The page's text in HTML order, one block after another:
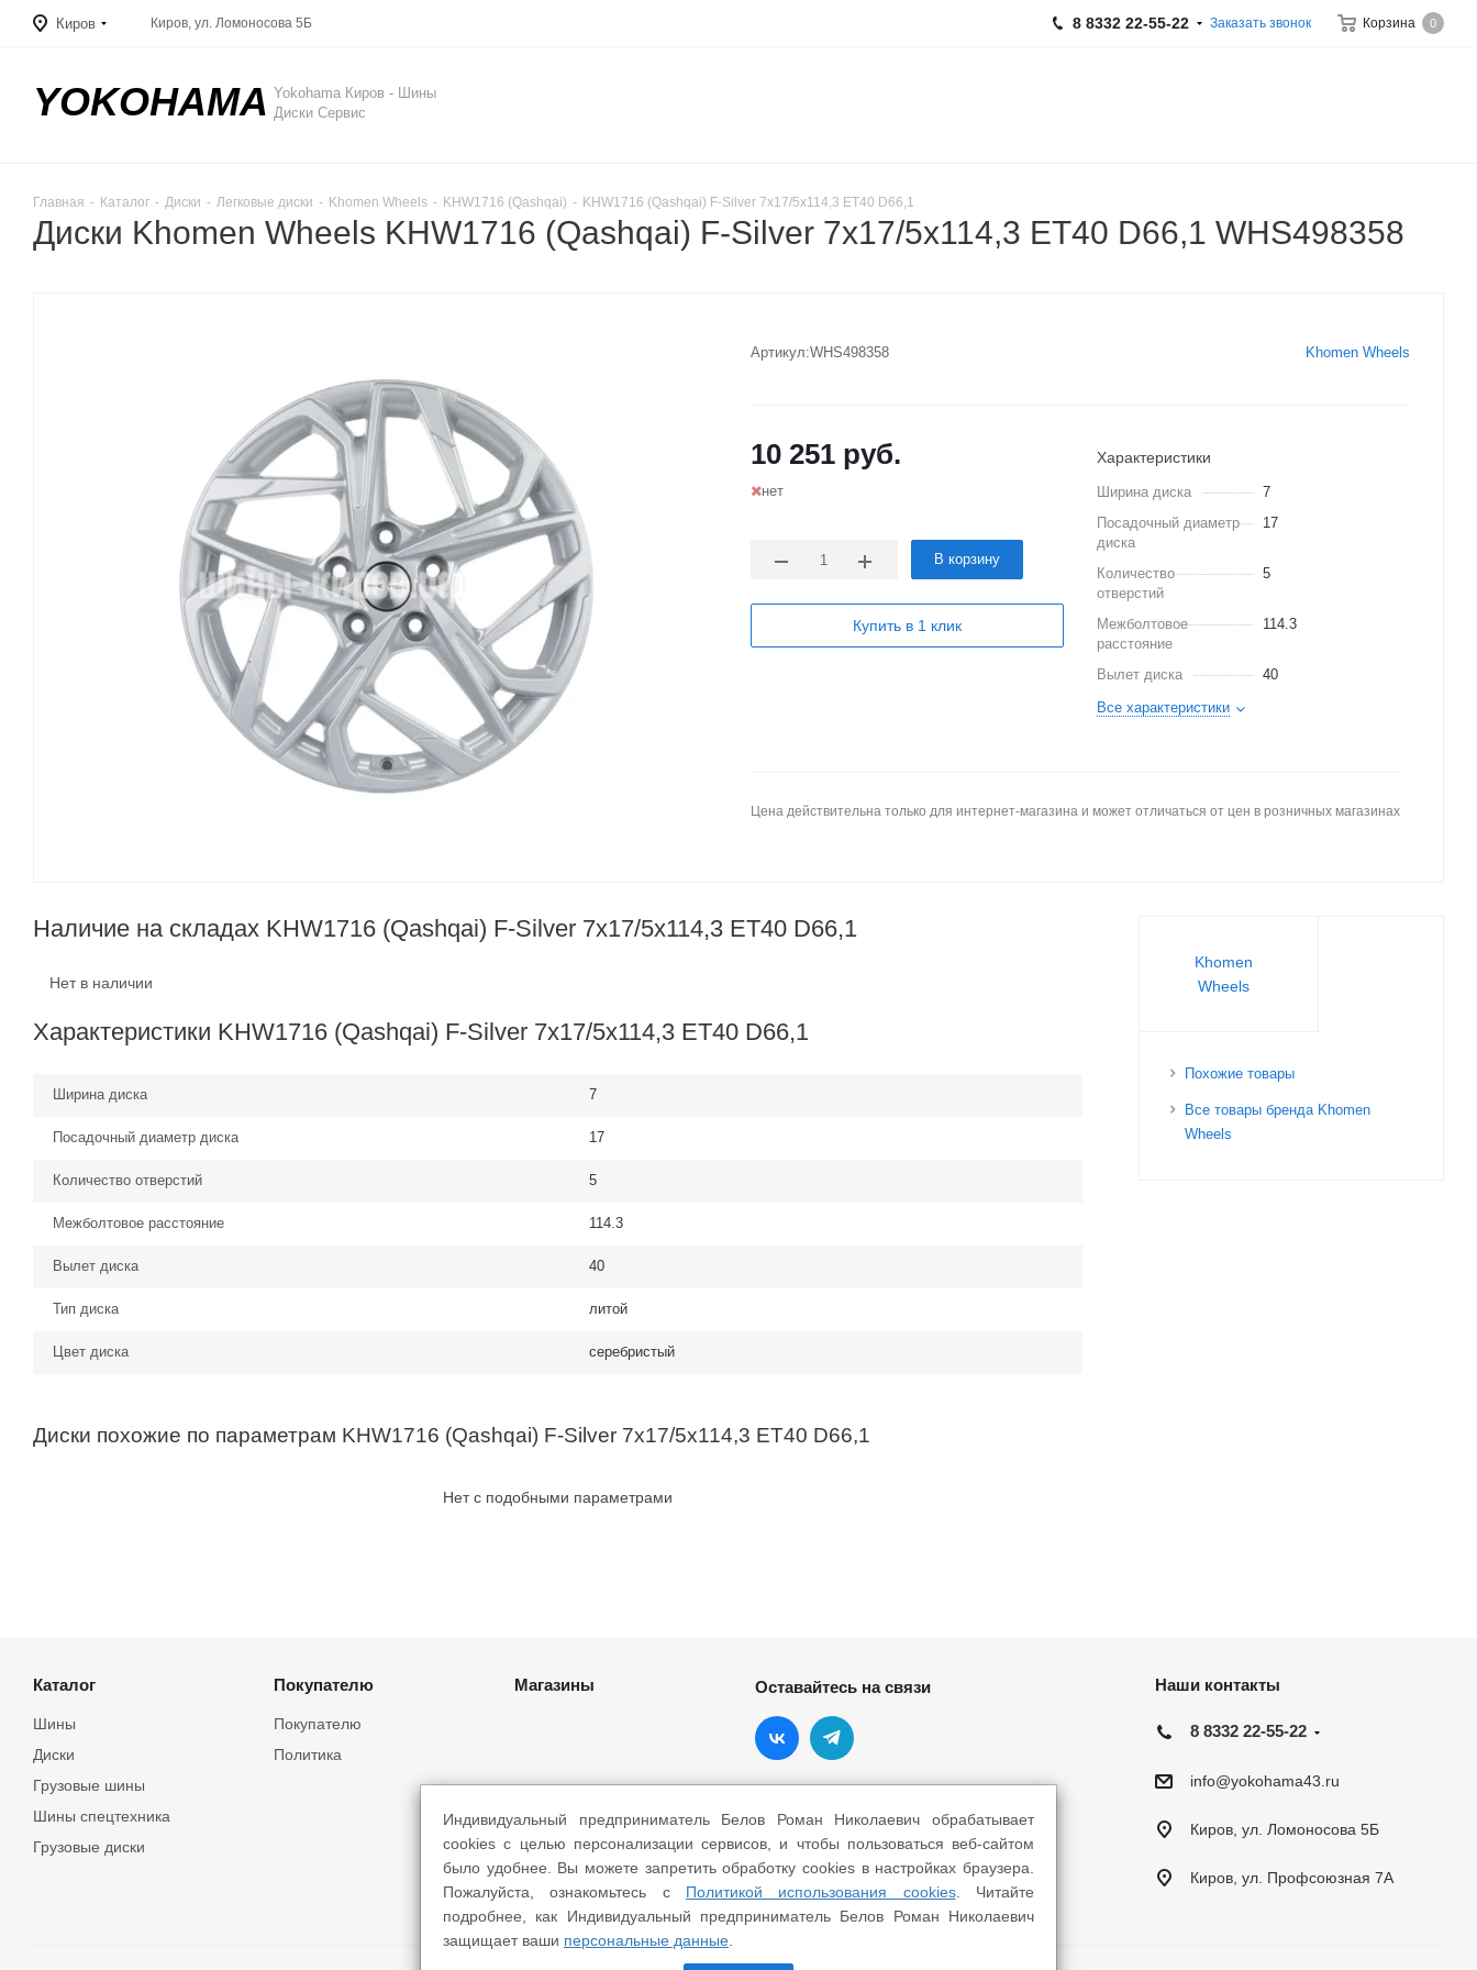
Киров Корзина 0
Киров, ул. Ломоносова 5Б 8 8332 22-55-22 Заказать звонок
YOKOHAMA Yokohama Киров - Шины
Диски Сервис
Главная - Каталог - Диски - Легковые диски - Khomen Wheels - KHW1716 (Qashqai) - KHW1716 (Qashqai) F-Silver 7x17/5x114,3 ET40 D66,1
Диски Khomen Wheels KHW1716 (Qashqai) F-Silver 7x17/5x114,3 ET40 D66,1 WHS498358
Артикул:WHS498358 Khomen Wheels
10 251 руб.
нет
В корзину
Купить в 1 клик
Характеристики
Ширина диска
7
Посадочный диаметр
диска
17
Количество
отверстий
5
Межболтовое
расстояние
114.3
Вылет диска
40
Все характеристики
Цена действительна только для интернет-магазина и может отличаться от цен в розничных магазинах
Наличие на складах KHW1716 (Qashqai) F-Silver 7x17/5x114,3 ET40 D66,1
Нет в наличии
Характеристики KHW1716 (Qashqai) F-Silver 7x17/5x114,3 ET40 D66,1
Ширина диска 7
Посадочный диаметр диска 17
Количество отверстий 5
Межболтовое расстояние 114.3
Вылет диска 40
Тип диска литой
Цвет диска серебристый
Диски похожие по параметрам KHW1716 (Qashqai) F-Silver 7x17/5x114,3 ET40 D66,1
Нет с подобными параметрами
Khomen
Wheels
Похожие товары
Все товары бренда Khomen
Wheels
Каталог
Шины
Грузовые шины
Шины спецтехника
Диски
Грузовые диски
Покупателю
Покупателю
Политика
Магазины Оставайтесь на связи Наши контакты
8 8332 22-55-22
info@yokohama43.ru
Киров, ул. Ломоносова 5Б
Киров, ул. Профсоюзная 7А
Индивидуальный предприниматель Белов Роман Николаевич обрабатывает
cookies с целью персонализации сервисов, и чтобы пользоваться веб-сайтом
было удобнее. Вы можете запретить обработку cookies в настройках браузера.
Пожалуйста, ознакомьтесь с Политикой использования cookies. Читайте
подробнее, как Индивидуальный предприниматель Белов Роман Николаевич
защищает ваши персональные данные